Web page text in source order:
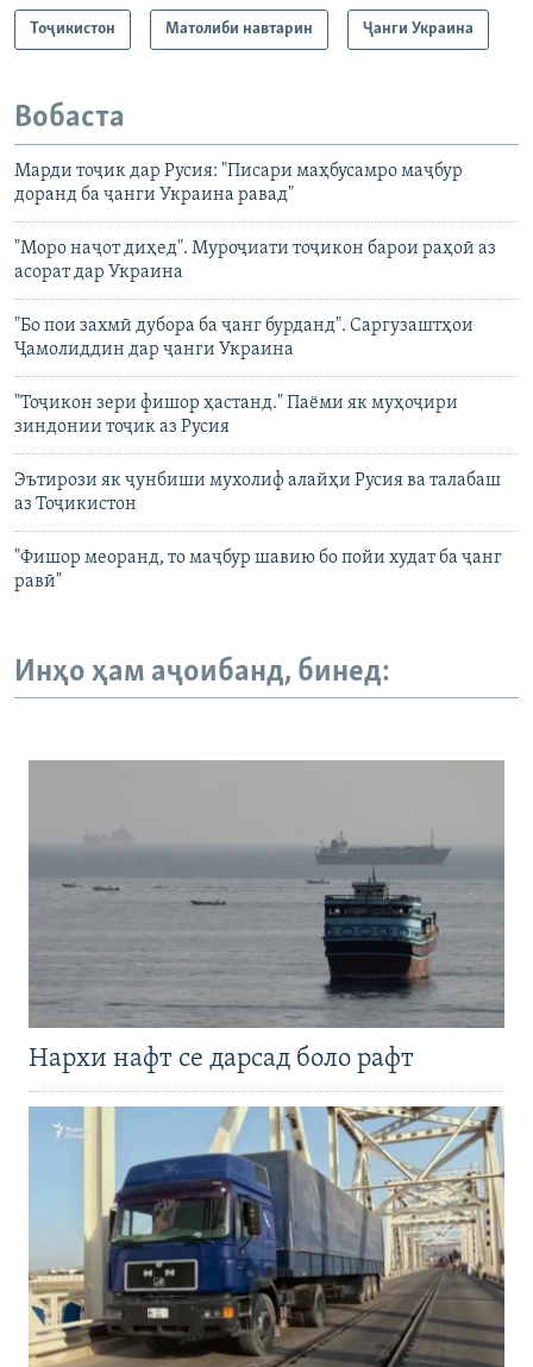
Тоҷикистон Матолиби навтарин Ҷанги Украина
Вобаста
Марди тоҷик дар Русия: "Писари маҳбусамро маҷбур
доранд ба ҷанги Украина равад"
"Моро наҷот диҳед". Муроҷиати тоҷикон барои раҳоӣ аз
асорат дар Украина
"Бо пои захмӣ дубора ба ҷанг бурданд". Саргузаштҳои
Ҷамолиддин дар ҷанги Украина
"Тоҷикон зери фишор ҳастанд." Паёми як муҳоҷири
зиндонии тоҷик аз Русия
Эътирози як ҷунбиши мухолиф алайҳи Русия ва талабаш
аз Тоҷикистон
"Фишор меоранд, то маҷбур шавию бо пойи худат ба ҷанг
равӣ"
Инҳо ҳам аҷоибанд, бинед:
Нархи нафт се дарсад боло рафт